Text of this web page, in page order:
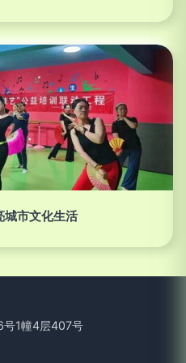
城市文化生活
号1幢4层407号